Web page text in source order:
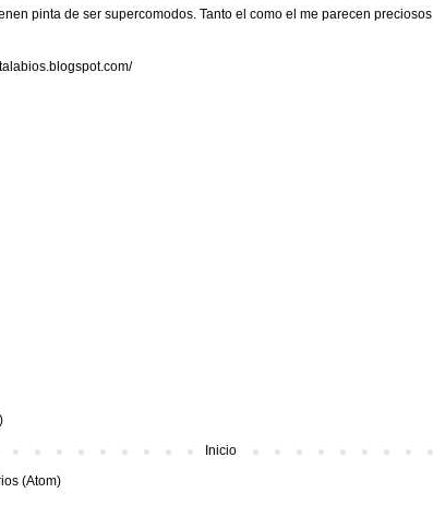
pinta de ser supercomodos. Tanto el como el me parecen preciosos.
Inicio
(Atom)